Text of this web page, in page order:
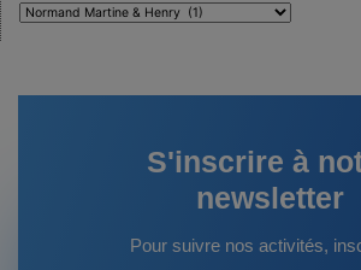
Auteurs
:
S'inscrire à
newsletter
Pour suivre nos activités,